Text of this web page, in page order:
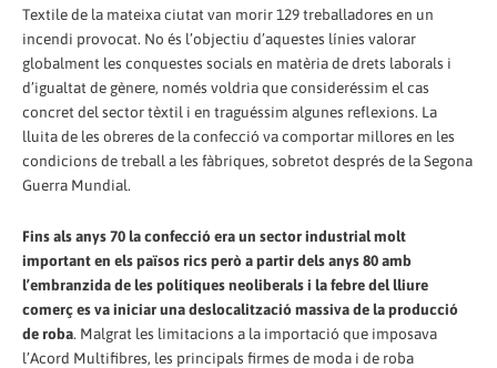
Textile de la mateixa ciutat van morir 129 treballadores en un
incendi provocat. No és l’objectiu d’aquestes línies valorar
globalment les conquestes socials en matèria de drets laborals i
d’igualtat de gènere, només voldria que consideréssim el cas
concret del sector tèxtil i en traguéssim algunes reflexions. La
lluita de les obreres de la confecció va comportar millores en les
condicions de treball a les fàbriques, sobretot després de la Segona
Guerra Mundial.
Fins als anys 70 la confecció era un sector industrial molt
important en els països rics però a partir dels anys 80 amb
l’embranzida de les polítiques neoliberals i la febre del lliure
comerç es va iniciar una deslocalització massiva de la producció
de roba. Malgrat les limitacions a la importació que imposava
l’Acord Multifibres, les principals firmes de moda i de roba